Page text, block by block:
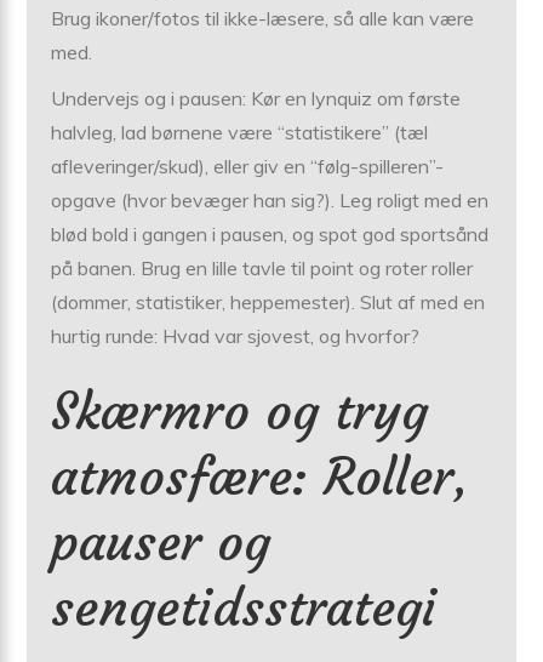
Brug ikoner/fotos til ikke-læsere, så alle kan være
med.
Undervejs og i pausen: Kør en lynquiz om første
halvleg, lad børnene være “statistikere” (tæl
afleveringer/skud), eller giv en “følg-spilleren”-
opgave (hvor bevæger han sig?). Leg roligt med en
blød bold i gangen i pausen, og spot god sportsånd
på banen. Brug en lille tavle til point og roter roller
(dommer, statistiker, heppemester). Slut af med en
hurtig runde: Hvad var sjovest, og hvorfor?
Skærmro og tryg
atmosfære: Roller,
pauser og
sengetidsstrategi